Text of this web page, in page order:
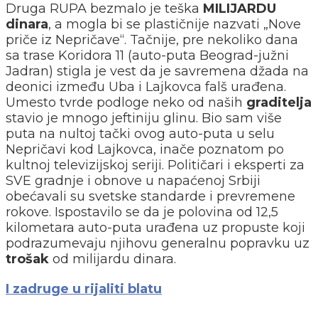
Druga RUPA bezmalo je teška MILIJARDU
dinara, a mogla bi se plastičnije nazvati „Nove
priče iz Nepričave“. Tačnije, pre nekoliko dana
sa trase Koridora 11 (auto-puta Beograd-južni
Jadran) stigla je vest da je savremena džada na
deonici između Uba i Lajkovca falš urađena.
Umesto tvrde podloge neko od naših graditelja
stavio je mnogo jeftiniju glinu. Bio sam više
puta na nultoj tački ovog auto-puta u selu
Nepričavi kod Lajkovca, inače poznatom po
kultnoj televizijskoj seriji. Političari i eksperti za
SVE gradnje i obnove u napaćenoj Srbiji
obećavali su svetske standarde i prevremene
rokove. Ispostavilo se da je polovina od 12,5
kilometara auto-puta urađena uz propuste koji
podrazumevaju njihovu generalnu popravku uz
trošak od milijardu dinara.
I zadruge u rijaliti blatu